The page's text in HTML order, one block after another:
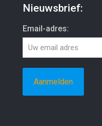
Nieuwsbrief:
Email-adres: